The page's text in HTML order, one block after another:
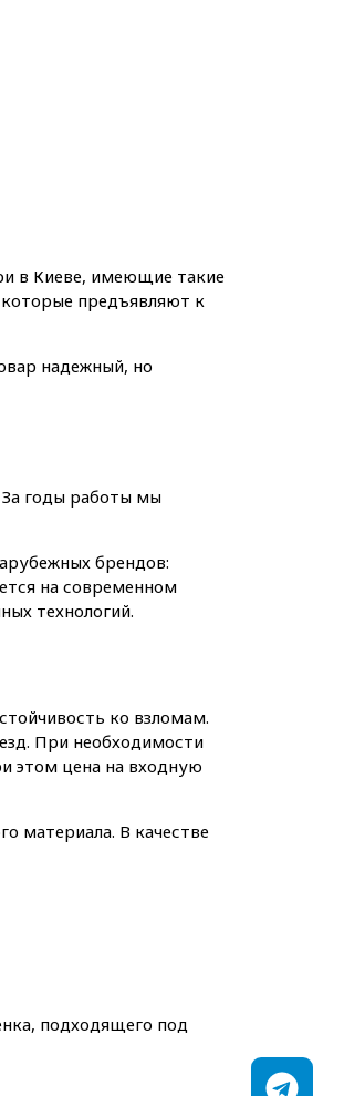
в Киеве, имеющие такие
которые предъявляют к
надежный, но
За годы работы мы
брендов:
на современном
технологий.
ко взломам.
При необходимости
этом цена на входную
материала. В качестве
подходящего под